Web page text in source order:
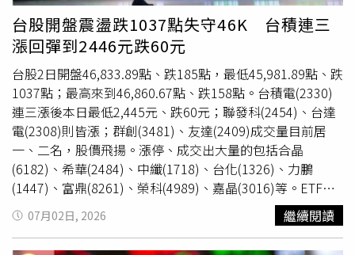
收益全部併入基金資產，不進行收益分配，並以追求長期投
資利得為主要目標。近期市場另一個受到討論的焦點，則是
ETF的價格。00407A目前市場價格約落在9元多，提供投資
人以較低價格參與主動式ETF的機會。市場人士認為，對長
期投資人而言，比起追逐短線漲跌，更重要的是能否在市場
震盪期間，以分批方式累積具有成長潛力的資產。法人分
析，AI仍是全球科技投資最重要的主旋律，短線市場雖可能
受到地緣政治、外資調節及市場情緒影響而震盪，但AI基礎
建設投資並未停止，全球大型科技企業仍持續增加相關資本
支出，台灣供應鏈仍將持續受惠。※免責聲明：文中所提之
個股、基金內容僅供參考，並非投資建議，投資人應獨立判
斷，審慎評估風險，自負盈虧。
台股開盤震盪跌1037點失守46K 台積連三
漲回彈到2446元跌60元
台股2日開盤46,833.89點、跌185點，最低45,981.89點、跌
1037點；最高來到46,860.67點、跌158點。台積電(2330)
連三漲後本日最低2,445元、跌60元；聯發科(2454)、台達
電(2308)則皆漲；群創(3481)、友達(2409)成交量目前居
一、二名，股價飛揚。漲停、成交出大量的包括合晶
(6182)、希華(2484)、中纖(1718)、台化(1326)、力鵬
(1447)、富鼎(8261)、榮科(4989)、嘉晶(3016)等。ETF部
分，成交量、股價皆揚的包括主動統一台股增長(00981A)、
元大台灣50反1(00632R)、主動凱基台灣(
00407A)、主動富
邦台灣龍耀(00405A)、群益半導體收益(00927)等。
07月02日, 2026 繼續閱讀